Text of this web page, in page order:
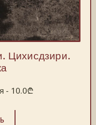
Цихисдзири.
- 10.0₾